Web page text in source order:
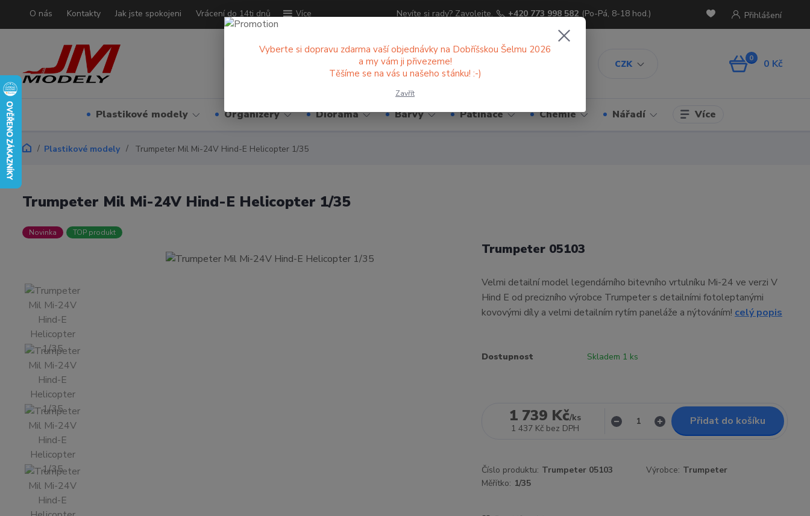
O nás Kontakty Jak jste spokojeni Vrácení do 14ti dnů Více
CZK
Přihlášení
Nevíte si rady? Zavolejte. +420 773 998 582 (Po-Pá, 8-18 hod.)
0 0 Kč
Plastikové modely Organizéry Diorama Barvy Patinace Chemie Nářadí Více
Plastikové modely Trumpeter Mil Mi-24V Hind-E Helicopter 1/35
Trumpeter Mil Mi-24V Hind-E Helicopter 1/35
Novinka TOP produkt
Trumpeter 05103
Velmi detailní model legendárního bitevního vrtulníku Mi-24 ve verzi V
Hind E od precizního výrobce Trumpeter s detailními fotoleptanými
kovovými díly a velmi detailním rytím paneláže a nýtováním! celý popis
Dostupnost Skladem 1 ks
1 739 Kč/ks
1 437 Kč bez DPH
Přidat do košíku
Číslo produktu: Trumpeter 05103 Výrobce: Trumpeter
Měřítko: 1/35
Vyberte si dopravu zdarma vaší objednávky na Dobříšskou Šelmu 2026
a my vám ji přivezeme!
Těšíme se na vás u našeho stánku! :-)
Zavřít